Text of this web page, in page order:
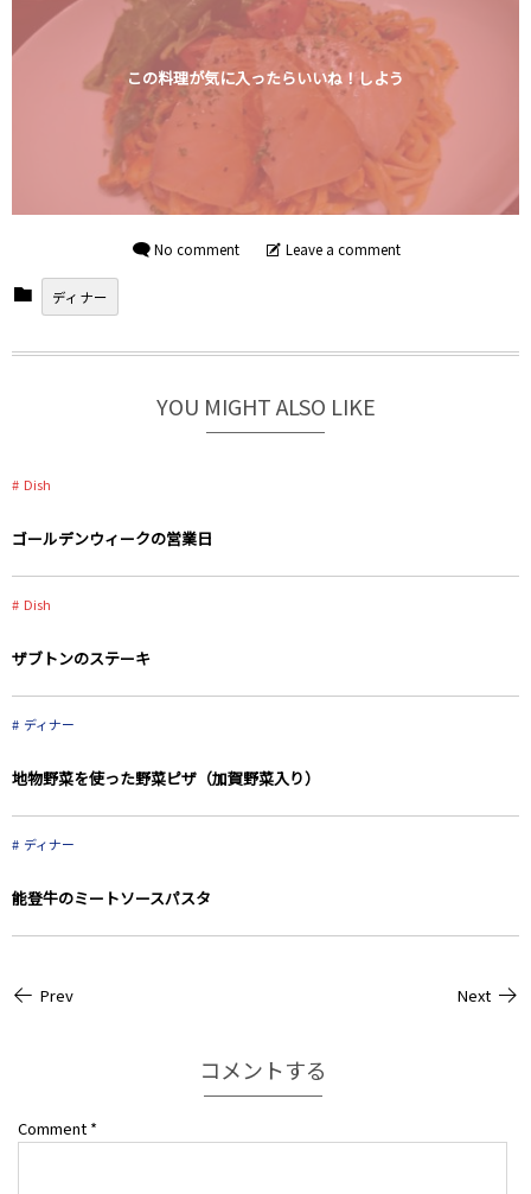
この料理が気に入ったらいいね！しよう
No comment Leave a comment
ディナー
YOU MIGHT ALSO LIKE
Dish
ゴールデンウィークの営業日
Dish
ザブトンのステーキ
ディナー
地物野菜を使った野菜ピザ（加賀野菜入り）
ディナー
能登牛のミートソースパスタ
Prev Next
コメントする
Comment *